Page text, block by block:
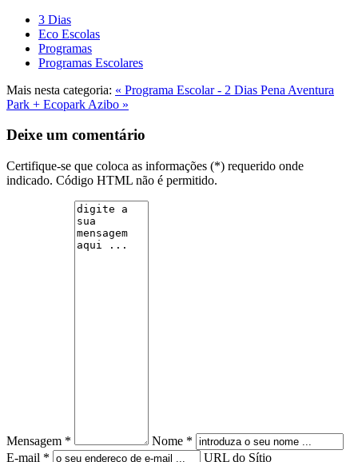
3 Dias
Eco Escolas
Programas
Programas Escolares
Mais nesta categoria: « Programa Escolar - 2 Dias Pena Aventura
Park + Ecopark Azibo »
Deixe um comentário
Certifique-se que coloca as informações (*) requerido onde
indicado. Código HTML não é permitido.
Mensagem *
Nome *
E-mail *
URL do Sítio